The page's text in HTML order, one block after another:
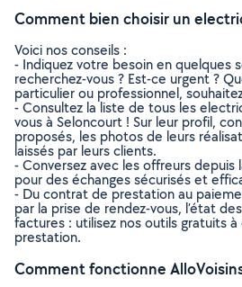
Comment bien choisir un
Voici nos conseils :
- Indiquez votre besoin en quelques
recherchez-vous ? Est-ce urgent ?
particulier ou professionnel,
- Consultez la liste de tous les
vous à Seloncourt ! Sur leur profil,
proposés, les photos de leurs
laissés par leurs clients.
- Conversez avec les offreurs depuis
pour des échanges sécurisés et
- Du contrat de prestation au
par la prise de rendez-vous, l’état
factures : utilisez nos outils gratuits
prestation.
Comment fonctionne